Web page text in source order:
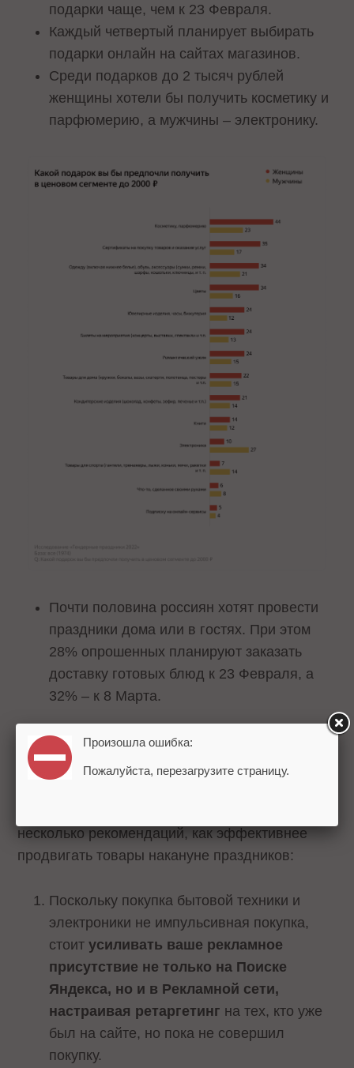
подарки чаще, чем к 23 Февраля.
Каждый четвертый планирует выбирать
подарки онлайн на сайтах магазинов.
Среди подарков до 2 тысяч рублей
женщины хотели бы получить косметику и
парфюмерию, а мужчины – электронику.
Почти половина россиян хотят провести
праздники дома или в гостях. При этом
28% опрошенных планируют заказать
доставку готовых блюд к 23 Февраля, а
32% – к 8 Марта.
Рекомендации
несколько рекомендаций, как эффективнее
продвигать товары накануне праздников:
Поскольку покупка бытовой техники и
электроники не импульсивная покупка,
стоитусиливать ваше рекламное
присутствие не только на Поиске
Яндекса, но и в Рекламной сети,
настраивая ретаргетинг на тех, кто уже
был на сайте, но пока не совершил
покупку.
Произошла ошибка:
Пожалуйста, перезагрузите страницу.